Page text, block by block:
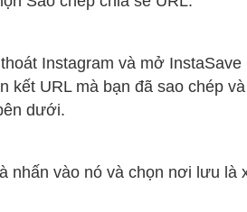
Instagram và mở
kết URL mà bạn đã sao chép
dưới.
nhấn vào nó và chọn nơi lưu là